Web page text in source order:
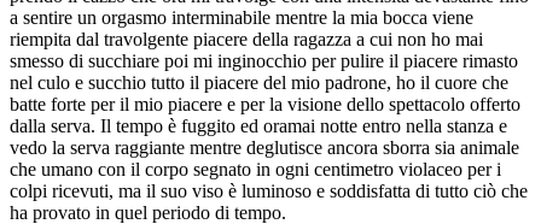
a sentire un orgasmo interminabile mentre la mia bocca viene
riempita dal travolgente piacere della ragazza a cui non ho mai
smesso di succhiare poi mi inginocchio per pulire il piacere rimasto
nel culo e succhio tutto il piacere del mio padrone, ho il cuore che
batte forte per il mio piacere e per la visione dello spettacolo offerto
dalla serva. Il tempo è fuggito ed oramai notte entro nella stanza e
vedo la serva raggiante mentre deglutisce ancora sborra sia animale
che umano con il corpo segnato in ogni centimetro violaceo per i
colpi ricevuti, ma il suo viso è luminoso e soddisfatta di tutto ciò che
ha provato in quel periodo di tempo.